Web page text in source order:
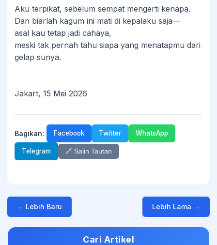
Aku terpikat, sebelum sempat mengerti kenapa.
Dan biarlah kagum ini mati di kepalaku saja—
asal kau tetap jadi cahaya,
meski tak pernah tahu siapa yang menatapmu dari
gelap sunya.
Jakart, 15 Mei 2026
Bagikan: Facebook Twitter WhatsApp
Telegram 🔗 Salin Tautan
← Lebih Baru Lebih Lama →
Cari Artikel